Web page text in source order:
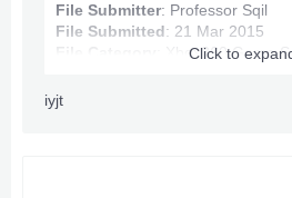
File Submitter: Professor Sqil
File Submitted: 21 Mar 2015
Xbox360 Game
Click to
iyjt